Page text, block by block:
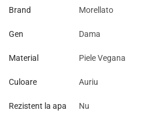
Brand Morellato
Gen Dama
Material Piele Vegana
Culoare Auriu
Rezistent la apa Nu